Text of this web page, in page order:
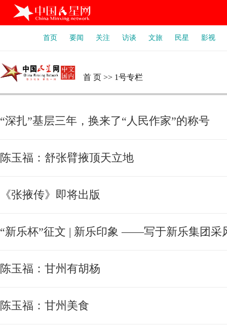
首页 要闻 关注 访谈 文旅 民星 影视
首 页 >> 1号专栏
“深扎”基层三年，换来了“人民作家”的称号
陈玉福：舒张臂掖顶天立地
《张掖传》即将出版
“新乐杯”征文 | 新乐印象 ——写于新乐集团采
陈玉福：甘州有胡杨
陈玉福：甘州美食